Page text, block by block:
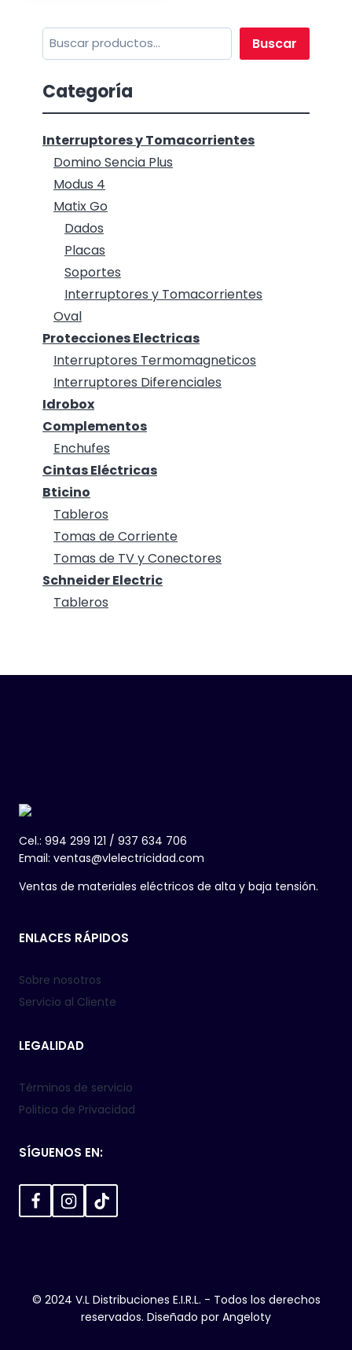
Buscar Buscar
Categoría
Interruptores y Tomacorrientes
Domino Sencia Plus
Modus 4
Matix Go
Dados
Placas
Soportes
Interruptores y Tomacorrientes
Oval
Protecciones Electricas
Interruptores Termomagneticos
Interruptores Diferenciales
Idrobox
Complementos
Enchufes
Cintas Eléctricas
Bticino
Tableros
Tomas de Corriente
Tomas de TV y Conectores
Schneider Electric
Tableros
Cel.: 994 299 121 / 937 634 706
Email: ventas@vlelectricidad.com
Ventas de materiales eléctricos de alta y baja tensión.
ENLACES RÁPIDOS
Sobre nosotros
Servicio al Cliente
LEGALIDAD
Términos de servicio
Politica de Privacidad
SÍGUENOS EN:
© 2024 V.L Distribuciones E.I.R.L. - Todos los derechos
reservados. Diseñado por Angeloty